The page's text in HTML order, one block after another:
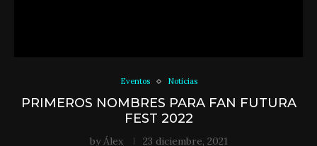
Eventos Noticias
PRIMEROS NOMBRES PARA FAN FUTURA
FEST 2022
byÁlex 23 diciembre, 2021